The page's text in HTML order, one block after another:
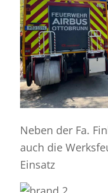
Neben der Fa.
auch die
Einsatz